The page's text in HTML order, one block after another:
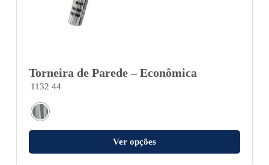
Torneira de Parede – Econômica
1132 44
Ver opções